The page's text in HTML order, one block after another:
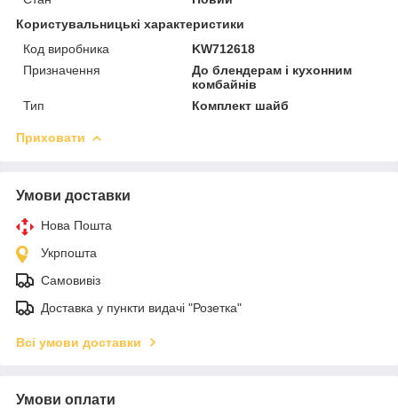
Користувальницькі характеристики
Код виробника
KW712618
Призначення
До блендерам і кухонним
комбайнів
Тип
Комплект шайб
Приховати
Умови доставки
Нова Пошта
Укрпошта
Самовивіз
Доставка у пункти видачі "Розетка"
Всі умови доставки
Умови оплати